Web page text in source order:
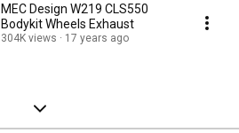
MEC Design W219 CLS550
Bodykit Wheels Exhaust
304K views 17 years ago